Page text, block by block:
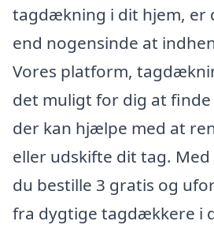
tagdækning i dit hjem, er
end nogensinde at
Vores platform,
det muligt for dig at
der kan hjælpe med at
eller udskifte dit tag.
du bestille 3 gratis og
fra dygtige tagdækkere i